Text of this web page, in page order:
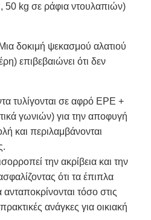
50 kg σε ράφια ντουλαπιών)
δοκιμή ψεκασμού αλατιού
επιβεβαιώνει ότι δεν
τυλίγονται σε αφρό EPE +
γωνιών) για την αποφυγή
και περιλαμβάνονται
την ακρίβεια και την
ότι τα έπιπλα
τόσο στις
ανάγκες για οικιακή